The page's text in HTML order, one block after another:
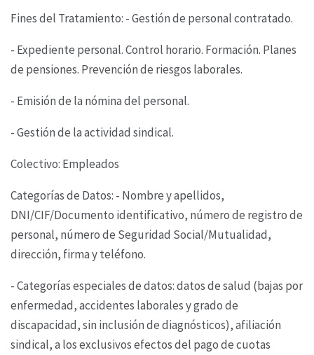
Fines del Tratamiento: - Gestión de personal contratado.
- Expediente personal. Control horario. Formación. Planes
de pensiones. Prevención de riesgos laborales.
- Emisión de la nómina del personal.
- Gestión de la actividad sindical.
Colectivo: Empleados
Categorías de Datos: - Nombre y apellidos,
DNI/CIF/Documento identificativo, número de registrode
personal, número de Seguridad Social/Mutualidad,
dirección, firma y teléfono.
- Categorías especiales de datos: datos de salud (bajas por
enfermedad, accidentes laborales ygrado de
discapacidad, sin inclusión de diagnósticos), afiliación
sindical, a los exclusivos efectosdel pago de cuotas